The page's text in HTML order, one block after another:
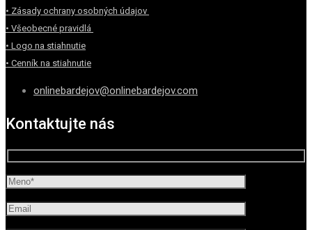
• Zásady ochrany osobných údajov
• Všeobecné pravidlá
• Logo na stiahnutie
• Cenník na stiahnutie
onlinebardejov@onlinebardejov.com
Kontaktujte nás